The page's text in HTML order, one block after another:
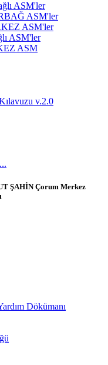
ASM'ler
ASM'ler
ASM'ler
ASM'ler
ASM
v.2.0
ŞAHİN Çorum Merkez
Dökümanı